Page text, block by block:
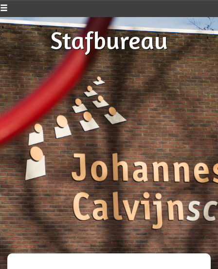
Stafbureau